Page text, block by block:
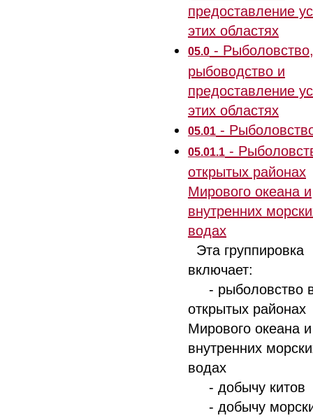
предоставление
этих областях
05.0 - Рыболовство,
рыбоводство и
предоставление
этих областях
05.01 -
05.01.1 -
открытых районах
Мирового океана и
внутренних
водах
Эта группировка
включает:
- рыболовство
открытых районах
Мирового океана и
внутренних
водах
- добычу китов
- добычу